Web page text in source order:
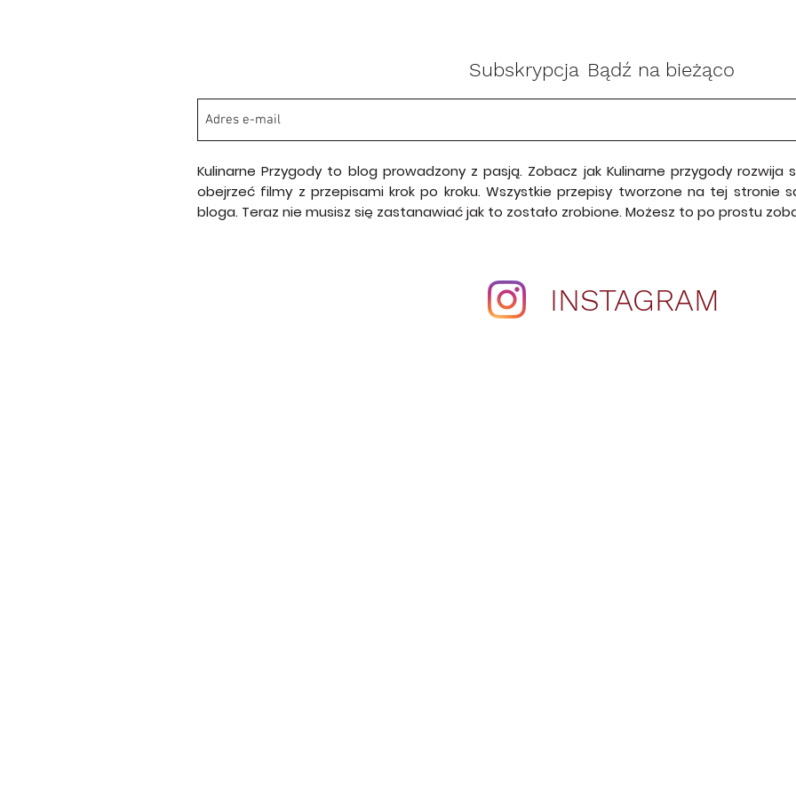
Subskrypcja Bądź na bieżąco
Kulinarne Przygody to blog prowadzony z pasją. Zobacz jak Kulinarne przygody rozwija
obejrzeć filmy z przepisami krok po kroku. Wszystkie przepisy tworzone na tej stronie
bloga. Teraz nie musisz się zastanawiać jak to zostało zrobione. Możesz to po prostu
INSTAGRAM